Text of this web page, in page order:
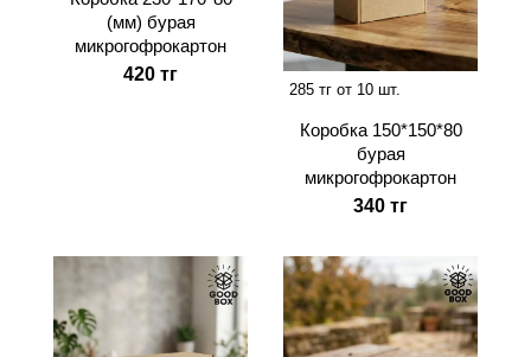
(мм) бурая
микрогофрокартон
420 тг
285 тг от 10 шт.
Коробка 150*150*80
бурая
микрогофрокартон
340 тг